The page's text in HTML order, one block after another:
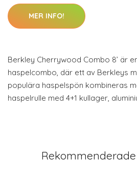
MER INFO!
Berkley Cherrywood Combo 8’ är
haspelcombo, där ett av Berkleys
populära haspelspön kombineras
haspelrulle med 4+1 kullager,